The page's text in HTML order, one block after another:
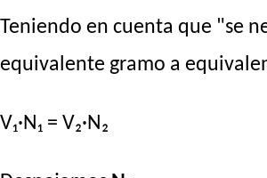
Teniendo en cuenta que "se
equivalente gramo a
V₁·N₁ = V₂·N₂